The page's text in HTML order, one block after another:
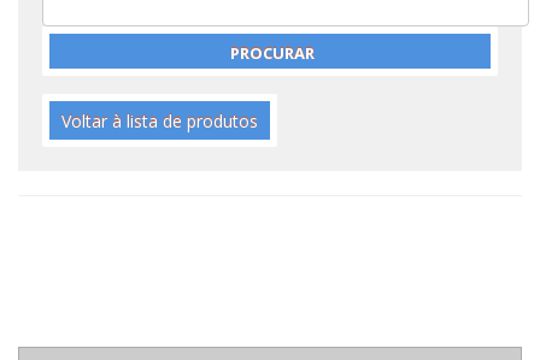
Voltar à lista de produtos